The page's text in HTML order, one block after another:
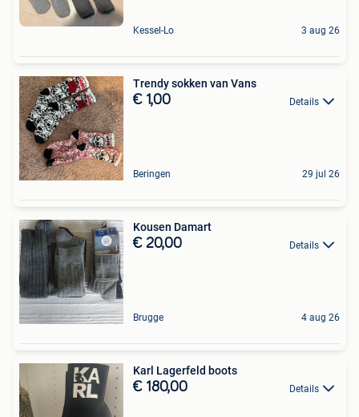
Kessel-Lo 3 aug 26
Trendy sokken van Vans
€ 1,00 Details
Beringen 29 jul 26
Kousen Damart
€ 20,00 Details
Brugge 4 aug 26
Karl Lagerfeld boots
€ 180,00 Details